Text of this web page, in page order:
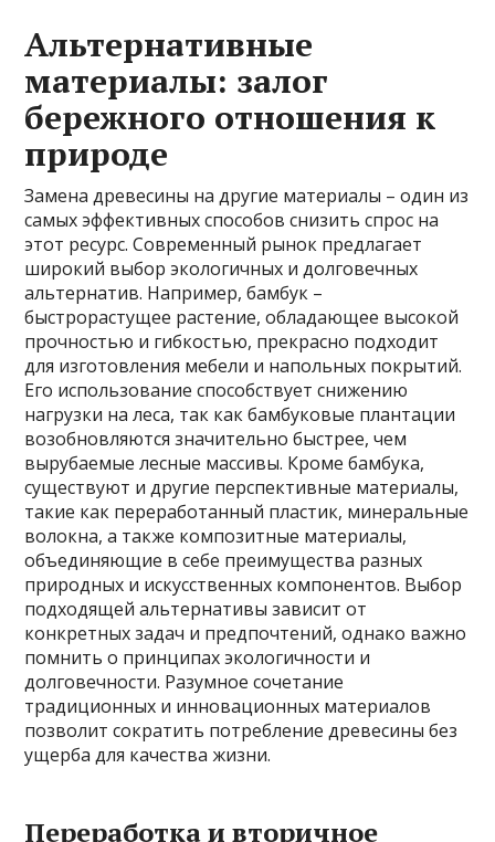
Альтернативные
материалы: залог
бережного отношения к
природе
Замена древесины на другие материалы – один из
самых эффективных способов снизить спрос на
этот ресурс. Современный рынок предлагает
широкий выбор экологичных и долговечных
альтернатив. Например, бамбук –
быстрорастущее растение, обладающее высокой
прочностью и гибкостью, прекрасно подходит
для изготовления мебели и напольных покрытий.
Его использование способствует снижению
нагрузки на леса, так как бамбуковые плантации
возобновляются значительно быстрее, чем
вырубаемые лесные массивы. Кроме бамбука,
существуют и другие перспективные материалы,
такие как переработанный пластик, минеральные
волокна, а также композитные материалы,
объединяющие в себе преимущества разных
природных и искусственных компонентов. Выбор
подходящей альтернативы зависит от
конкретных задач и предпочтений, однако важно
помнить о принципах экологичности и
долговечности. Разумное сочетание
традиционных и инновационных материалов
позволит сократить потребление древесины без
ущерба для качества жизни.
Переработка и вторичное